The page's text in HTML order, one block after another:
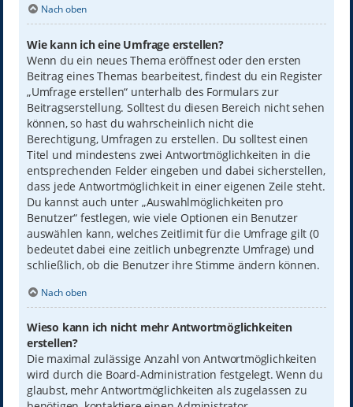
Nach oben
Wie kann ich eine Umfrage erstellen?
Wenn du ein neues Thema eröffnest oder den ersten
Beitrag eines Themas bearbeitest, findest du ein Register
„Umfrage erstellen“ unterhalb des Formulars zur
Beitragserstellung. Solltest du diesen Bereich nicht sehen
können, so hast du wahrscheinlich nicht die
Berechtigung, Umfragen zu erstellen. Du solltest einen
Titel und mindestens zwei Antwortmöglichkeiten in die
entsprechenden Felder eingeben und dabei sicherstellen,
dass jede Antwortmöglichkeit in einer eigenen Zeile steht.
Du kannst auch unter „Auswahlmöglichkeiten pro
Benutzer“ festlegen, wie viele Optionen ein Benutzer
auswählen kann, welches Zeitlimit für die Umfrage gilt (0
bedeutet dabei eine zeitlich unbegrenzte Umfrage) und
schließlich, ob die Benutzer ihre Stimme ändern können.
Nach oben
Wieso kann ich nicht mehr Antwortmöglichkeiten
erstellen?
Die maximal zulässige Anzahl von Antwortmöglichkeiten
wird durch die Board-Administration festgelegt. Wenn du
glaubst, mehr Antwortmöglichkeiten als zugelassen zu